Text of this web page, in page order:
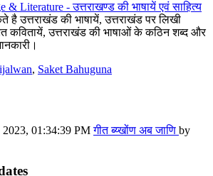
& Literature - उत्तराखण्ड की भाषायें एवं साहित्य
उत्तराखंड की भाषायें, उत्तराखंड पर लिखी
कवितायें, उत्तराखंड की भाषाओं के कठिन शब्द और
, Saket Bahuguna
2023, 01:34:39 PMगीत ब्य्खोंण अब जाणि by